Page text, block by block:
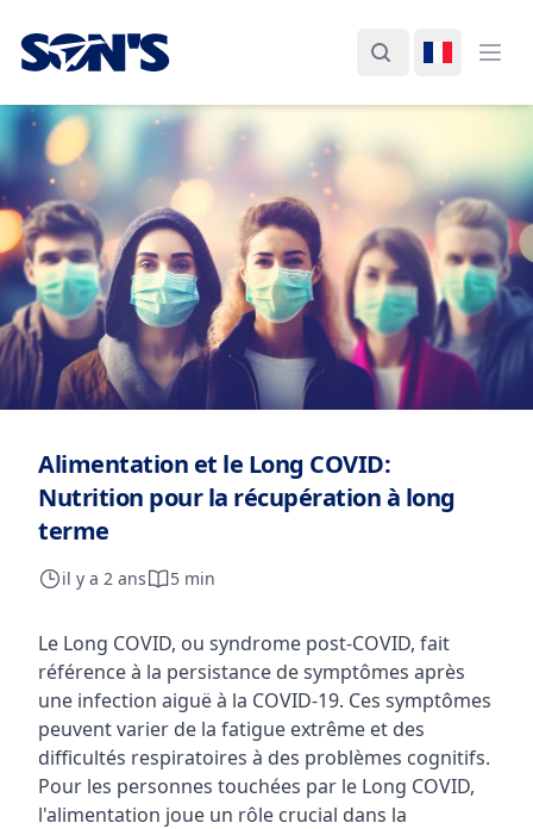
Laboratorios Química Son's
Rechercher
Changer
Alimentation et le Long COVID:
Nutrition pour la récupération à long
terme
il y a 2 ans 5 min
Le Long COVID, ou syndrome post-COVID, fait
référence à la persistance de symptômes après
une infection aiguë à la COVID-19. Ces symptômes
peuvent varier de la fatigue extrême et des
difficultés respiratoires à des problèmes cognitifs.
Pour les personnes touchées par le Long COVID,
l'alimentation joue un rôle crucial dans la